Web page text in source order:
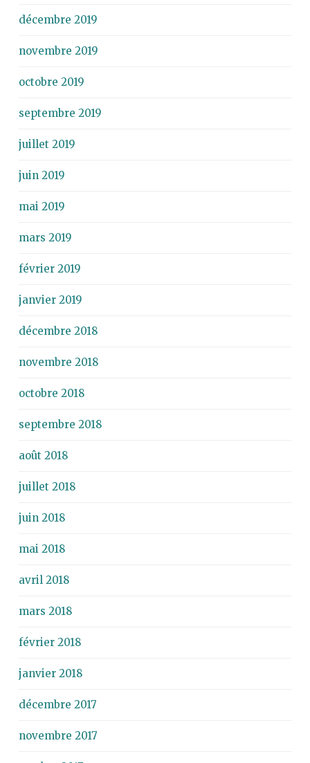
décembre 2019
novembre 2019
octobre 2019
septembre 2019
juillet 2019
juin 2019
mai 2019
mars 2019
février 2019
janvier 2019
décembre 2018
novembre 2018
octobre 2018
septembre 2018
août 2018
juillet 2018
juin 2018
mai 2018
avril 2018
mars 2018
février 2018
janvier 2018
décembre 2017
novembre 2017